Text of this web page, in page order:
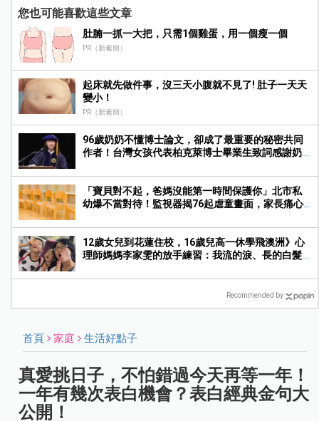
您也可能喜歡這些文章
肚腩一抓一大把，只需1個雞蛋，用一個瘦一個
PR（新素簡）
起床就先做件事，沒三天小腹就不見了! 肚子一天天
變小！
PR（新素簡）
96歲奶奶不懂博士論文，卻成了最重要的秘密共同
作者！台灣女孩代表柏克萊博士畢業生致詞感謝奶
「寶貝對不起，爸媽沒能第一時間保護你」北市私
幼爆不當對待！監視器揭76起虐童畫面，家長痛心
12歲女兒到花蓮住校，16歲兒高一休學飛澳洲》心
理師媽媽李家雯的放手練習：我流的淚、長的白髮
Recommended by
首頁 家庭 生活好點子
真愛挑日子，不怕錯過今天再等一年！
一年有幾次表白機會？表白經典金句大
公開！